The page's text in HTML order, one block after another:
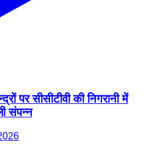
पर सीसीटीवी की निगरानी में
संपन्न